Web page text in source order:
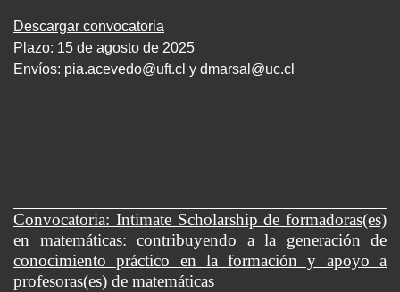
Descargar convocatoria
Plazo: 15 de agosto de 2025
Envíos: pia.acevedo@uft.cl y dmarsal@uc.cl
Convocatoria: Intimate Scholarship de formadoras(es)
en matemáticas: contribuyendo a la generación de
conocimiento práctico en la formación y apoyo a
profesoras(es) de matemáticas